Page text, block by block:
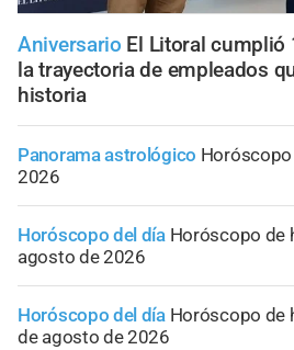
Aniversario El Litoral cumplió
la trayectoria de empleados
historia
Panorama astrológico
2026
Horóscopo del día Horóscopo de
agosto de 2026
Horóscopo del día Horóscopo de
de agosto de 2026